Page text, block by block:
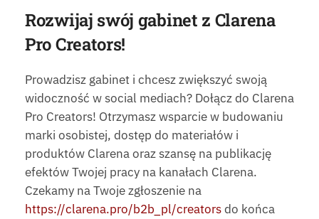
Rozwijaj swój gabinet z Clarena
Pro Creators!
Prowadzisz gabinet i chcesz zwiększyć swoją
widoczność w social mediach? Dołącz do Clarena
Pro Creators! Otrzymasz wsparcie w budowaniu
marki osobistej, dostęp do materiałów i
produktów Clarena oraz szansę na publikację
efektów Twojej pracy na kanałach Clarena.
Czekamy na Twoje zgłoszenie na
https://clarena.pro/b2b_pl/creatorsdo końca